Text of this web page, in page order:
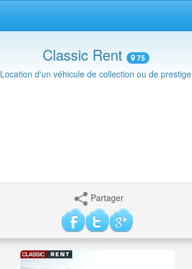
Classic Rent 75
Location d'un véhicule de collection ou de prestige
Partager